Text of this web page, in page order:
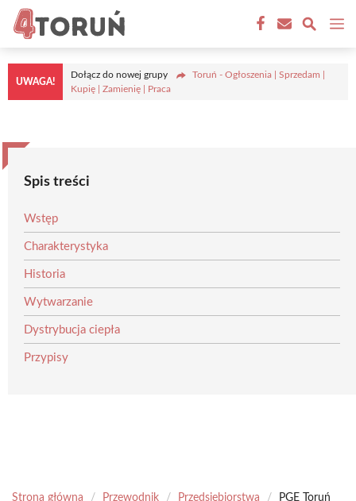
Przejdź
treści
UWAGA!
Dołącz do nowej grupy
Toruń - Ogłoszenia | Sprzedam |
Kupię | Zamienię | Praca
Spis treści
Wstęp
Charakterystyka
Historia
Wytwarzanie
Dystrybucja ciepła
Przypisy
Strona główna / Przewodnik / Przedsiębiorstwa / PGE Toruń